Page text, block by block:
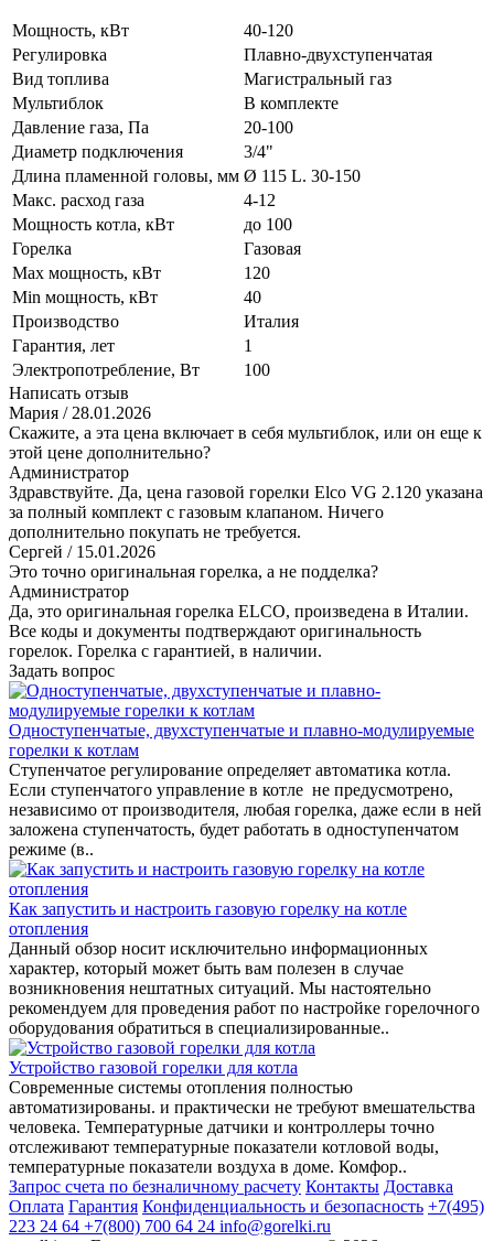
Мощность, кВт
40-120
Регулировка
Плавно-двухступенчатая
Вид топлива
Магистральный газ
Мультиблок
В комплекте
Давление газа, Па
20-100
Диаметр подключения
3/4"
Длина пламенной головы, мм Ø 115 L. 30-150
Макс. расход газа
4-12
Мощность котла, кВт
до 100
Горелка
Газовая
Max мощность, кВт
120
Min мощность, кВт
40
Производство
Италия
Гарантия, лет
1
Электропотребление, Вт
100
Написать отзыв
Мария / 28.01.2026
Скажите, а эта цена включает в себя мультиблок, или он еще к
этой цене дополнительно?
Администратор
Здравствуйте. Да, цена газовой горелки Elco VG 2.120 указана
за полный комплект с газовым клапаном. Ничего
дополнительно покупать не требуется.
Сергей / 15.01.2026
Это точно оригинальная горелка, а не подделка?
Администратор
Да, это оригинальная горелка ELCO, произведена в Италии.
Все коды и документы подтверждают оригинальность
горелок. Горелка с гарантией, в наличии.
Задать вопрос
Одноступенчатые, двухступенчатые и плавно-модулируемые
горелки к котлам
Ступенчатое регулирование определяет автоматика котла.
Если ступенчатого управление в котле не предусмотрено,
независимо от производителя, любая горелка, даже если в ней
заложена ступенчатость, будет работать в одноступенчатом
режиме (в..
Как запустить и настроить газовую горелку на котле
отопления
Данный обзор носит исключительно информационных
характер, который может быть вам полезен в случае
возникновения нештатных ситуаций. Мы настоятельно
рекомендуем для проведения работ по настройке горелочного
оборудования обратиться в специализированные..
Устройство газовой горелки для котла
Современные системы отопления полностью
автоматизированы. и практически не требуют вмешательства
человека. Температурные датчики и контроллеры точно
отслеживают температурные показатели котловой воды,
температурные показатели воздуха в доме. Комфор..
Запрос счета по безналичному расчету Контакты Доставка
Оплата Гарантия Конфиденциальность и безопасность +7(495)
223 24 64 +7(800) 700 64 24 info@gorelki.ru